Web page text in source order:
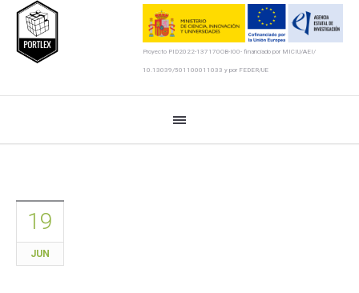
Proyecto PID2022-137170OB-I00- financiado por MICIU/AEI/
10.13039/501100011033 y por FEDER/UE
19
JUN